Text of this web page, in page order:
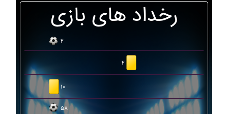
رخداد های بازی
۲
۲
۱۰
۵۸